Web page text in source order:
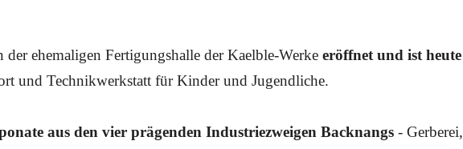
der ehemaligen Fertigungshalle der Kaelble-Werke eröffnet und ist heute
und Technikwerkstatt für Kinder und Jugendliche.
aus den vier prägenden Industriezweigen Backnangs- Gerberei,